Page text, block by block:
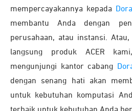
mempercayakannya kepada
membantu Anda dengan
perusahaan, atau instansi.
langsung produk ACER
mengunjungi kantor cabang
dengan senang hati akan
untuk kebutuhan komputasi